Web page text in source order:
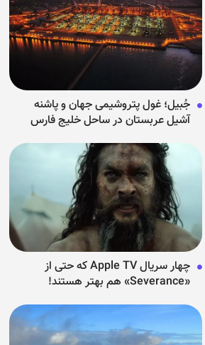
جُبیل؛ غول پتروشیمی جهان و پاشنه
آشیل عربستان در ساحل خلیج فارس
چهار سریال Apple TV که حتی از
«Severance» هم بهتر هستند!